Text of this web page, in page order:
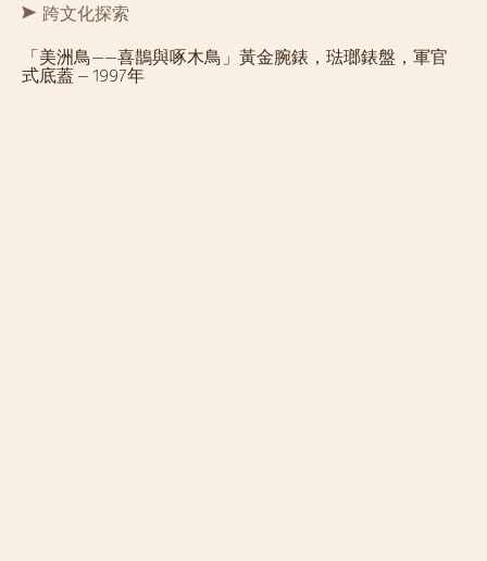
跨文化探索
「美洲鳥——喜鵲與啄木鳥」黃金腕錶，琺瑯錶盤，軍官
式底蓋 – 1997年